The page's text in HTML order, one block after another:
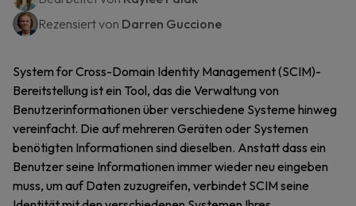
Rezensiert von Darren Guccione
System for Cross-Domain Identity Management (SCIM)-
Bereitstellung ist ein Tool, das die Verwaltung von
Benutzerinformationen über verschiedene Systeme hinweg
vereinfacht. Die auf mehreren Geräten oder Systemen
benötigten Informationen sind dieselben. Anstatt dass ein
Benutzer seine Informationen immer wieder neu eingeben
muss, um auf Daten zuzugreifen, verbindet SCIM seine